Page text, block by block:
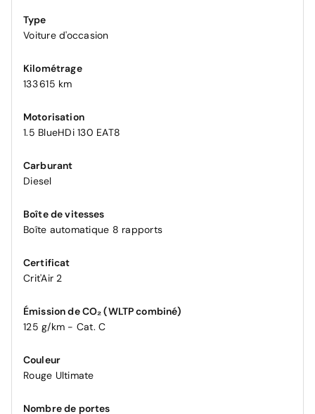
Type
Voiture d'occasion
Kilométrage
133 615 km
Motorisation
1.5 BlueHDi 130 EAT8
Carburant
Diesel
Boîte de vitesses
Boîte automatique 8 rapports
Certificat
Crit'Air 2
Émission de CO₂ (WLTP combiné)
125 g/km - Cat. C
Couleur
Rouge Ultimate
Nombre de portes